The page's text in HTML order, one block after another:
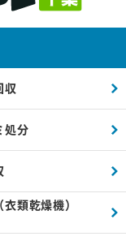
収
処分
類乾燥機）